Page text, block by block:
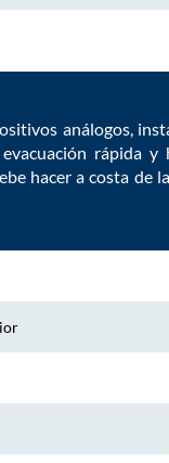
análogos,
rápida
hacer a costa de